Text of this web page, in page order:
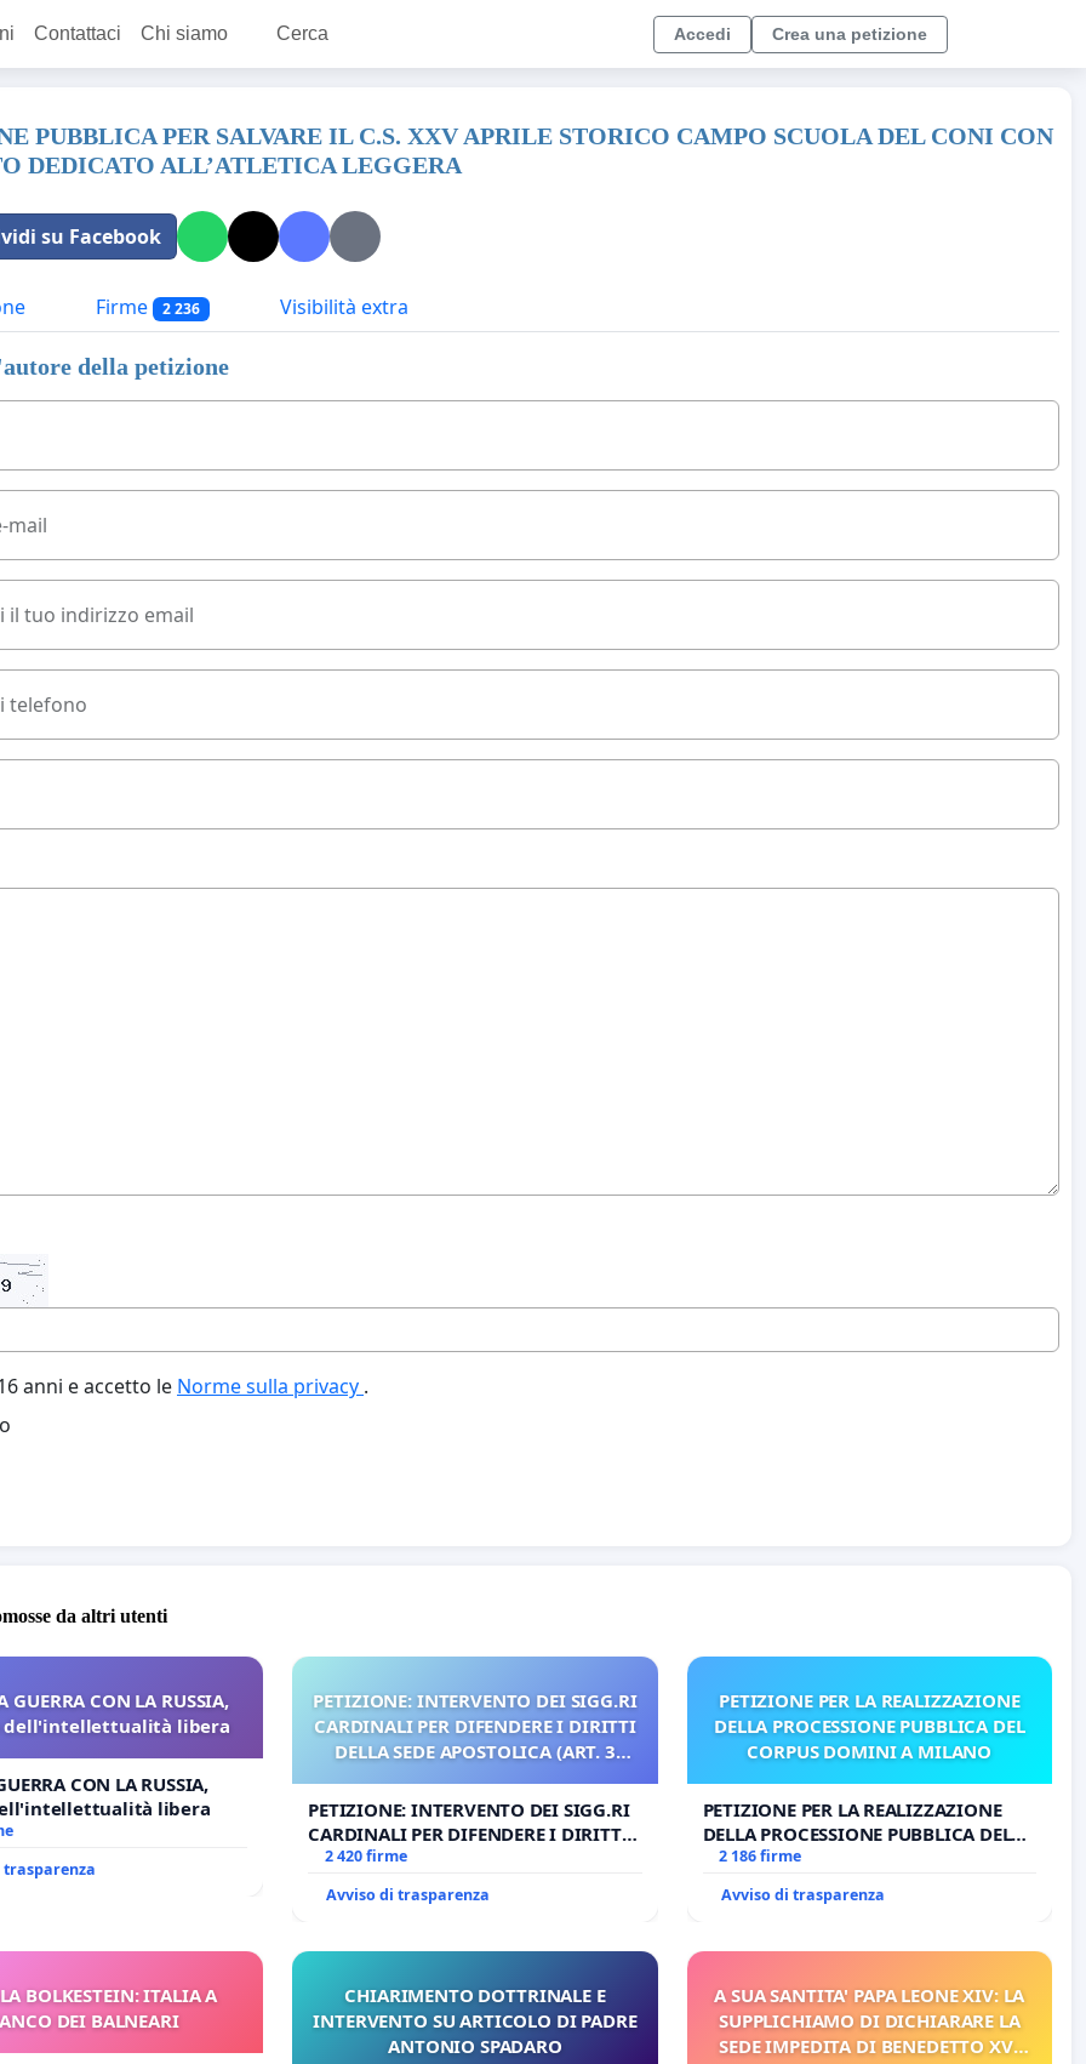
Contattaci Chi siamo Cerca Accedi Crea una petizione
PUBBLICA PER SALVARE IL C.S. XXV APRILE STORICO CAMPO SCUOLA DEL CONI CON
DEDICATO ALL’ATLETICA LEGGERA
su Facebook
Firme 2 236 Visibilità extra
della petizione
mail
il tuo indirizzo email
telefono
anni e accetto le Norme sulla privacy .
da altri utenti
GUERRA CON LA RUSSIA,
dell'intellettualità libera
CON LA RUSSIA,
libera
trasparenza
PETIZIONE: INTERVENTO DEI SIGG.RI
CARDINALI PER DIFENDERE I DIRITTI
DELLA SEDE APOSTOLICA (ART. 3
PETIZIONE: INTERVENTO DEI SIGG.RI
CARDINALI PER DIFENDERE I DIRITTI
DELLA SEDE APOSTOLICA (ART. 3 UDG)
2 420 firme
Avviso di trasparenza
PETIZIONE PER LA REALIZZAZIONE
DELLA PROCESSIONE PUBBLICA DEL
CORPUS DOMINI A MILANO
PETIZIONE PER LA REALIZZAZIONE
DELLA PROCESSIONE PUBBLICA DEL
CORPUS DOMINI A MILANO
2 186 firme
Avviso di trasparenza
BOLKESTEIN: ITALIA A
DEI BALNEARI
CHIARIMENTO DOTTRINALE E
INTERVENTO SU ARTICOLO DI PADRE
ANTONIO SPADARO
A SUA SANTITA' PAPA LEONE XIV: LA
SUPPLICHIAMO DI DICHIARARE LA
SEDE IMPEDITA DI BENEDETTO XVI